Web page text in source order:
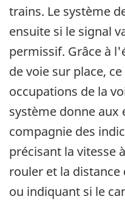
trains. Le système
ensuite si le signal
permissif. Grâce à
de voie sur place,
occupations de la
système donne aux
compagnie des
précisant la vitesse
rouler et la
ou indiquant si le